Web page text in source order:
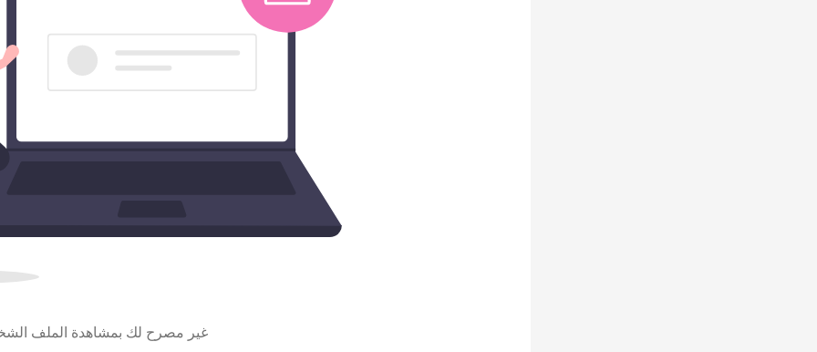
غير مصرح لك بمشاهدة الملف